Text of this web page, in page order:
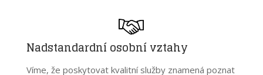
Nadstandardní osobní vztahy
Víme, že poskytovat kvalitní služby znamená poznat